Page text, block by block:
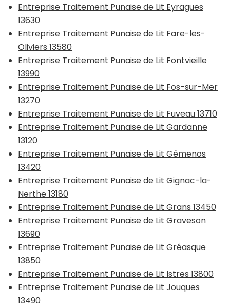
Entreprise Traitement Punaise de Lit Eyragues
13630
Entreprise Traitement Punaise de Lit Fare-les-
Oliviers 13580
Entreprise Traitement Punaise de Lit Fontvieille
13990
Entreprise Traitement Punaise de Lit Fos-sur-Mer
13270
Entreprise Traitement Punaise de Lit Fuveau 13710
Entreprise Traitement Punaise de Lit Gardanne
13120
Entreprise Traitement Punaise de Lit Gémenos
13420
Entreprise Traitement Punaise de Lit Gignac-la-
Nerthe 13180
Entreprise Traitement Punaise de Lit Grans 13450
Entreprise Traitement Punaise de Lit Graveson
13690
Entreprise Traitement Punaise de Lit Gréasque
13850
Entreprise Traitement Punaise de Lit Istres 13800
Entreprise Traitement Punaise de Lit Jouques
13490